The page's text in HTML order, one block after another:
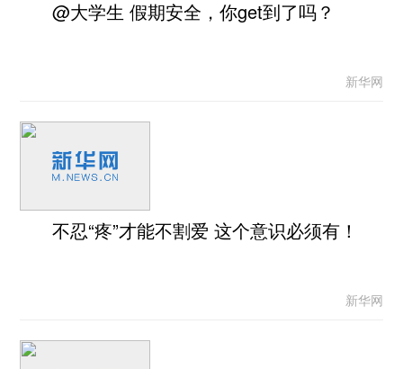
@大学生 假期安全，你get到了吗？
新华网
不忍“疼”才能不割爱 这个意识必须有！
新华网